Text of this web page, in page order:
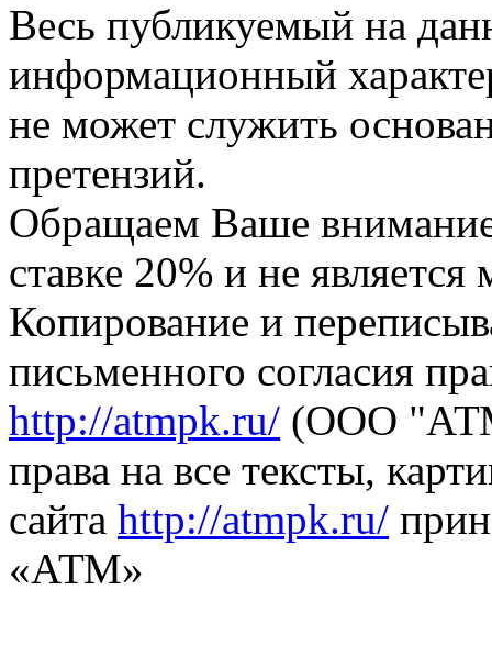
Весь публикуемый на
информационный
не может служить
претензий.
Обращаем Ваше
ставке 20% и не
Копирование и
письменного согласия
http://atmpk.ru/ (ООО
права на все тексты,
сайта http://atmpk.ru/
«АТМ»